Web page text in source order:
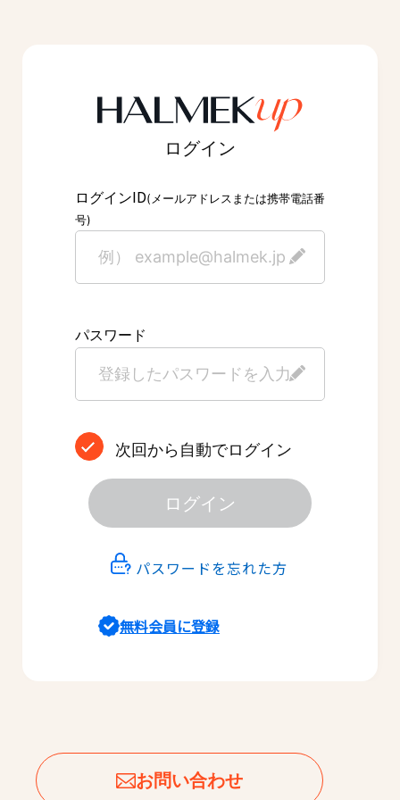
ログイン
ログインID(メールアドレスまたは携帯電話番
号)
パスワード
次回から自動でログイン
ログイン
パスワードを忘れた方
無料会員に登録
お問い合わせ